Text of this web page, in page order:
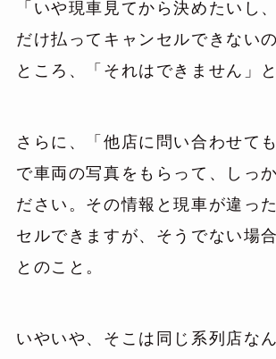
「いや現車見てから決めたいし
だけ払ってキャンセルできない
ところ、「それはできません」
さらに、「他店に問い合わせて
で車両の写真をもらって、しっ
ださい。その情報と現車が違っ
セルできますが、そうでない場
とのこと。
いやいや、そこは同じ系列店な